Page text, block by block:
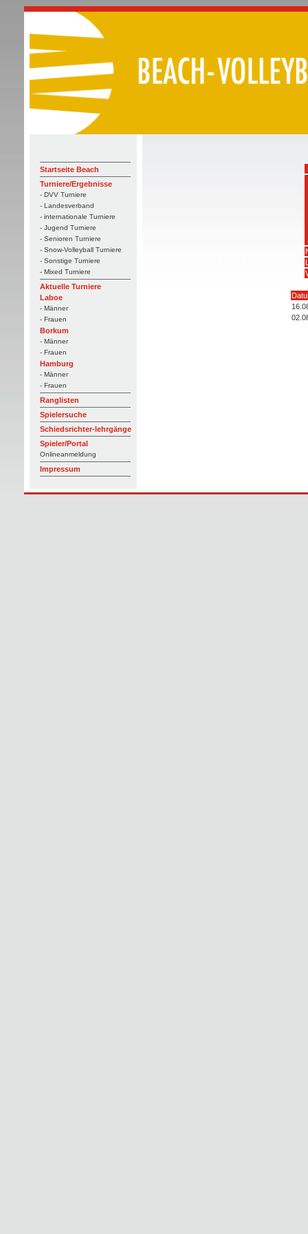
Startseite Beach
Turniere/Ergebnisse
- DVV Turniere
- Landesverband
- internationale Turniere
- Jugend Turniere
- Senioren Turniere
- Snow-Volleyball Turniere
- Sonstige Turniere
- Mixed Turniere
Aktuelle Turniere
Laboe
- Männer
- Frauen
Borkum
- Männer
- Frauen
Hamburg
- Männer
- Frauen
Ranglisten
Spielersuche
Schiedsrichter-lehrgänge
Spieler/Portal
Onlineanmeldung
Impressum